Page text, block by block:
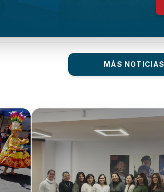
MÁS NOTICIAS